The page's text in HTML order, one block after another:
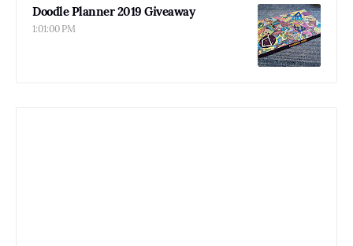
Doodle Planner 2019 Giveaway
1:01:00 PM